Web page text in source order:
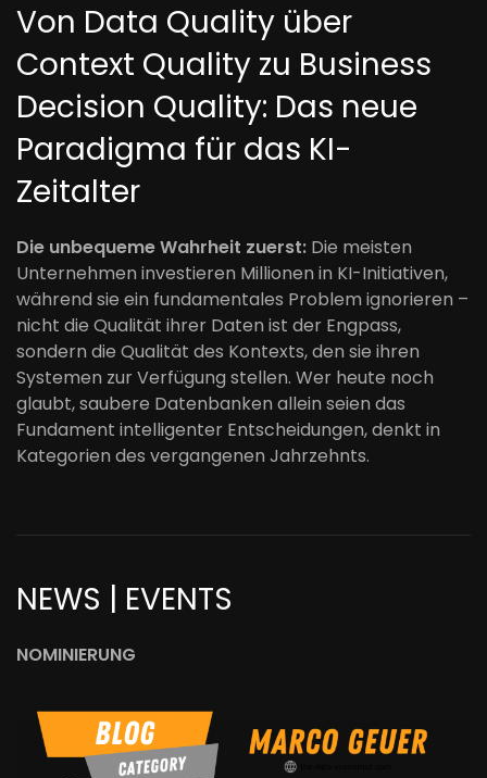
Von Data Quality über
Context Quality zu Business
Decision Quality: Das neue
Paradigma für das KI-
Zeitalter
Die unbequeme Wahrheit zuerst: Die meisten
Unternehmen investieren Millionen in KI-Initiativen,
während sie ein fundamentales Problem ignorieren –
nicht die Qualität ihrer Daten ist der Engpass,
sondern die Qualität des Kontexts, den sie ihren
Systemen zur Verfügung stellen. Wer heute noch
glaubt, saubere Datenbanken allein seien das
Fundament intelligenter Entscheidungen, denkt in
Kategorien des vergangenen Jahrzehnts.
NEWS | EVENTS
NOMINIERUNG